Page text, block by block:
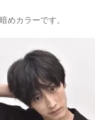
めカラーです。